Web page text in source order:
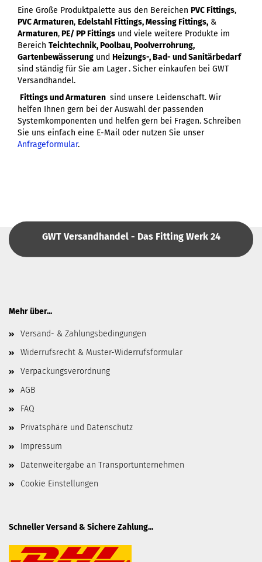
Eine Große Produktpalette aus den Bereichen PVC Fittings,
PVC Armaturen, Edelstahl Fittings, Messing Fittings, &
Armaturen,PE/ PP Fittings und viele weitere Produkte im
Bereich Teichtechnik, Poolbau, Poolverrohrung,
Gartenbewässerung und Heizungs-, Bad- und Sanitärbedarf
sind ständig für Sie am Lager. Sicher einkaufen bei GWT
Versandhandel.
Fittings und Armaturen sind unsere Leidenschaft. Wir
helfen Ihnen gern bei der Auswahl der passenden
Systemkomponenten und helfen gern bei Fragen. Schreiben
Sie uns einfach eine E-Mail oder nutzen Sie unser
Anfrageformular.
GWT Versandhandel - Das Fitting Werk 24
Mehr über...
Versand- & Zahlungsbedingungen
Widerrufsrecht & Muster-Widerrufsformular
Verpackungsverordnung
AGB
FAQ
Privatsphäre und Datenschutz
Impressum
Datenweitergabe an Transportunternehmen
Cookie Einstellungen
Schneller Versand & Sichere Zahlung...